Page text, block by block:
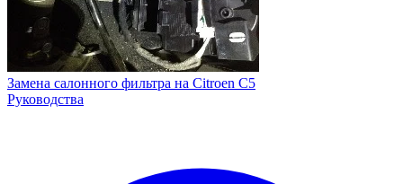
Замена салонного фильтра на Citroen C5
Руководства